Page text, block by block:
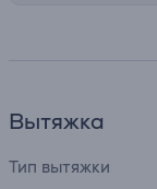
Вытяжка
Тип вытяжки